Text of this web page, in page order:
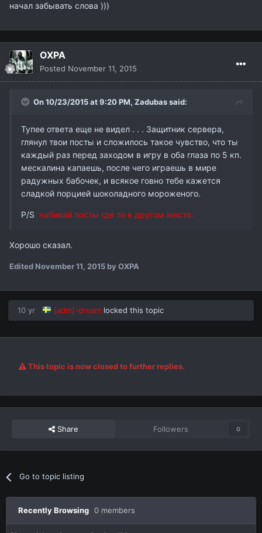
начал забывать слова )))
OXPA
Posted November 11, 2015
On 10/23/2015 at 9:20 PM, Zadubassaid:
Тупее ответа еще не видел . . . Защитник сервера,
глянул твои посты и сложилось такое чувство, что ты
каждый раз перед заходом в игру в оба глаза по 5 кп.
мескалина капаешь, после чего играешь в мире
радужных бабочек, и всякое говно тебе кажется
сладкой порцией шоколадного мороженого.
P/S набивай посты где то в другом месте.
Хорошо сказал.
Edited November 11, 2015 by OXPA
10 yr [adm]-dream locked this topic
This topic is now closed to further replies.
Share Followers 0
Go to topic listing
Recently Browsing 0 members